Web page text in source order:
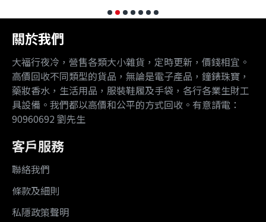
關於我們
大福行夜冷，營售各類大小雜貨，定時更新，價錢相宜。
高價回收不同類型的貨品，無論是電子產品，鐘錶珠寶，
藥妝香水，生活用品，服裝鞋履及手袋，各行各業生財工
具設備。我們都以高價和公平的方式回收。有意請電：
90960692 劉先生
客戶服務
聯絡我們
條款及細則
私隱政策聲明